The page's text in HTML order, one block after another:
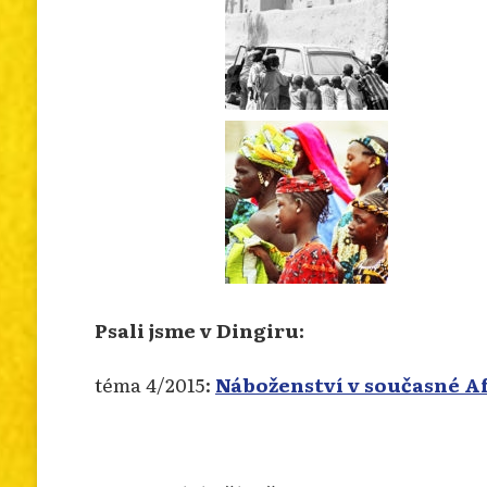
Psali jsme v Dingiru:
téma 4/2015: Náboženství v současné